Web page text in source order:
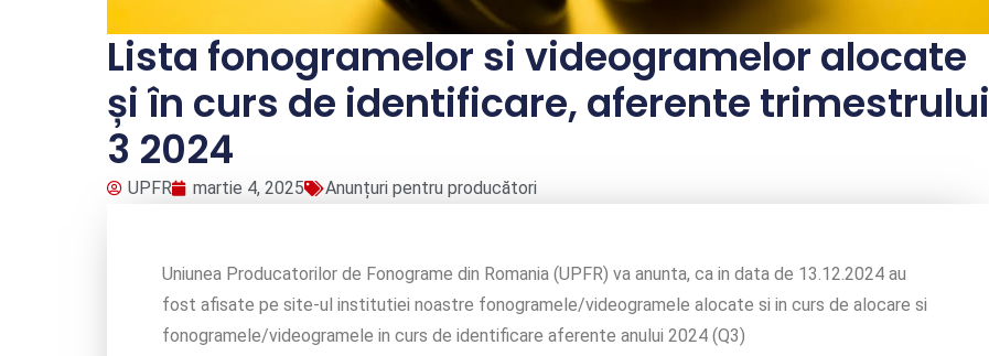
Lista fonogramelor si videogramelor alocate
și în curs de identificare, aferente trimestrului
3 2024
UPFR martie 4, 2025 Anunțuri pentru producători
Uniunea Producatorilor de Fonograme din Romania (UPFR) va anunta, ca in data de 13.12.2024 au
fost afisate pe site-ul institutiei noastre fonogramele/videogramele alocate si in curs de alocare si
fonogramele/videogramele in curs de identificare aferente anului 2024 (Q3)